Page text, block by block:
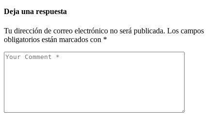
Deja una respuesta
Tu dirección de correo electrónico no será publicada. Los campos
obligatorios están marcados con *